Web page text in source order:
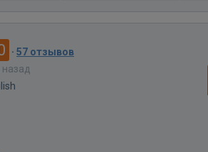
· 57 отзывов